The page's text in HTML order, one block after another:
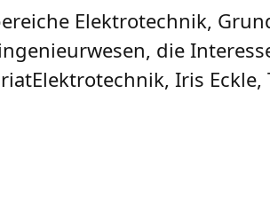
Elektrotechnik,
die
Iris Eckle,